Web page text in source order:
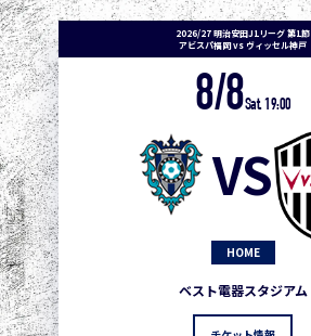
2026/27 明治安田J1リーグ 第1節
アビスパ福岡 vs ヴィッセル神戸
8/8Sat. 19:00
VS
HOME
ベスト電器スタジアム